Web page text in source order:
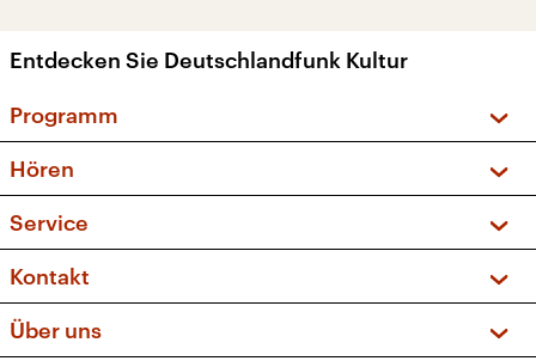
Entdecken Sie Deutschlandfunk Kultur
Programm
Sendungen und Podcasts
Musikliste
Kakadu – Das Kinderprogramm
Hören
Frequenzen (UKW + DAB+)
Service
FAQ
Apps
Newsletter
Kontakt
Über uns